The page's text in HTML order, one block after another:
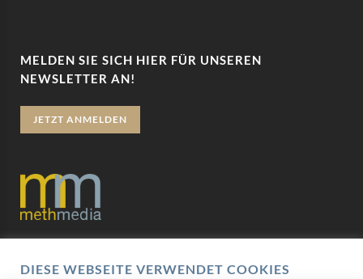
MELDEN SIE SICH HIER FÜR UNSEREN
NEWSLETTER AN!
JETZT ANMELDEN
DIESE WEBSEITE VERWENDET COOKIES